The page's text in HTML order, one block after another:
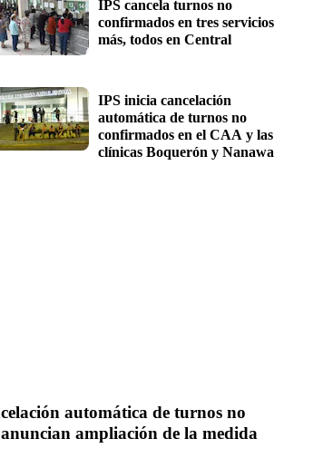
IPS cancela turnos no
confirmados en tres servicios
más, todos en Central
IPS inicia cancelación
automática de turnos no
confirmados en el CAA y las
clínicas Boquerón y Nanawa
automática de turnos no
ampliación de la medida